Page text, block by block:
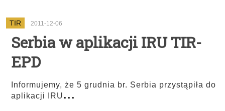
TIR 2011-12-06
Serbia w aplikacji IRU TIR-
EPD
Informujemy, że 5 grudnia br. Serbia przystąpiła do
aplikacji IRU ...